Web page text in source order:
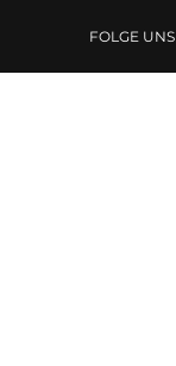
FOLGE UNS